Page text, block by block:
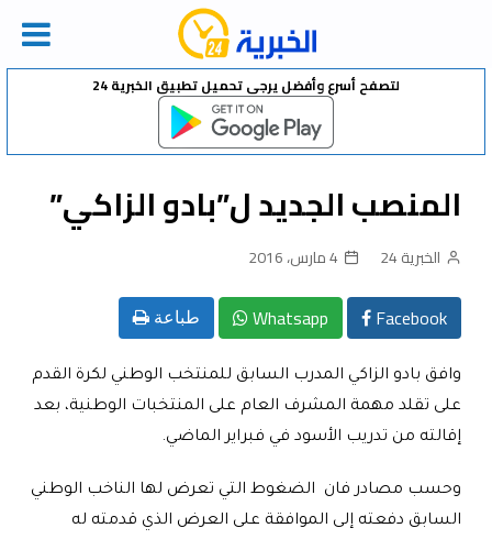
Skip
لتصفح أسرع وأفضل يرجى تحميل تطبيق الخبرية 24
المنصب الجديد ل”بادو الزاكي”
الخبرية 24 4 مارس، 2016
Facebook
Whatsapp طباعة
وافق بادو الزاكي المدرب السابق للمنتخب الوطني لكرة القدم
على تقلد مهمة المشرف العام على المنتخبات الوطنية، بعد
إقالته من تدريب الأسود في فبراير الماضي.
وحسب مصادر فان الضغوط التي تعرض لها الناخب الوطني
السابق دفعته إلى الموافقة على العرض الذي قدمته له